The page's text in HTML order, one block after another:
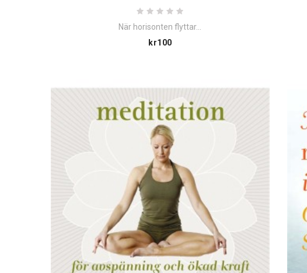
När horisonten flyttar...
kr100Price